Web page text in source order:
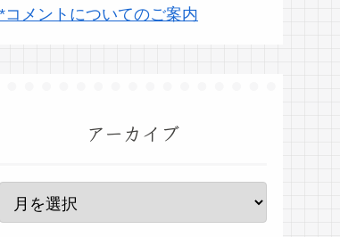
*コメントについてのご案内
アーカイブ